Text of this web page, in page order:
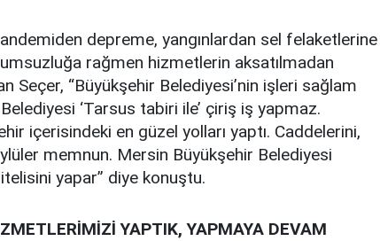
depreme, yangınlardan sel felaketlerine
rağmen hizmetlerin aksatılmadan
Seçer, “Büyükşehir Belediyesi’nin işleri sağlam
‘Tarsus tabiri ile’ çiriş iş yapmaz.
içerisindeki en güzel yolları yaptı. Caddelerini,
memnun. Mersin Büyükşehir Belediyesi
yapar” diye konuştu.
YAPTIK, YAPMAYA DEVAM